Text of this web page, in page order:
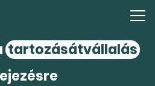
tartozásátvállalás